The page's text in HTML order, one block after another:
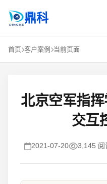
鼎科
首页 客户案例 当前页面
北京空军指
交互
2021-07-20 3,145 阅